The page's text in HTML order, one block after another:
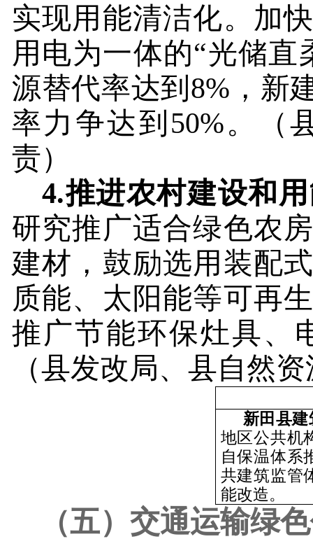
实现用能清洁化。加
用电为一体的“光储直
源替代率达到 8% ，新
率力争达到 50%。
（
责）
4.推进农村建设和
研究推广适合绿色农
建材，鼓励选用装配
质能、太阳能等可再
推广节能环保灶具、
（县发改局、县自然
新田县
地区公共机
自保温体系
共建筑监管
能改造。
（五）交通运输绿